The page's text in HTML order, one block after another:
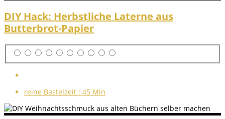
DIY Hack: Herbstliche Laterne aus
Butterbrot-Papier
reine Bastelzeit : 45 Min